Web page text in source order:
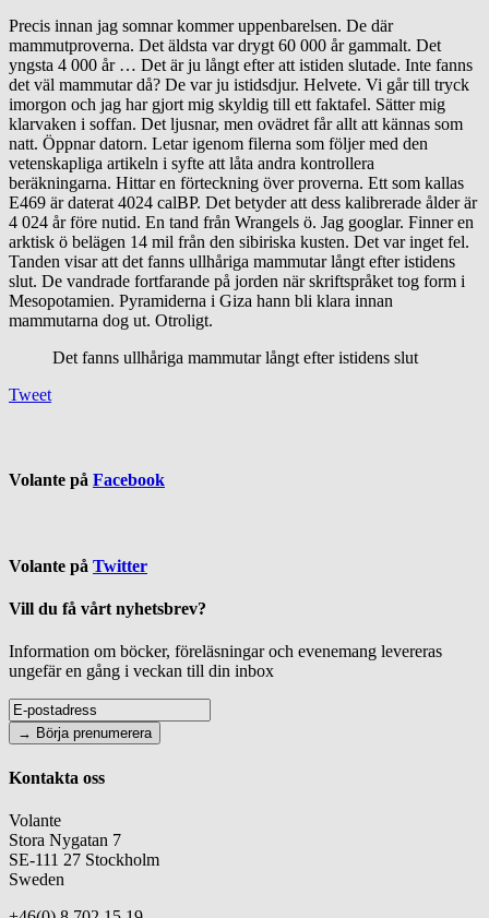
Precis innan jag somnar kommer uppenbarelsen. De där
mammutproverna. Det äldsta var drygt 60 000 år gammalt. Det
yngsta 4 000 år … Det är ju långt efter att istiden slutade. Inte fanns
det väl mammutar då? De var ju istidsdjur. Helvete. Vi går till tryck
imorgon och jag har gjort mig skyldig till ett faktafel. Sätter mig
klarvaken i soffan. Det ljusnar, men ovädret får allt att kännas som
natt. Öppnar datorn. Letar igenom filerna som följer med den
vetenskapliga artikeln i syfte att låta andra kontrollera
beräkningarna. Hittar en förteckning över proverna. Ett som kallas
E469 är daterat 4024 calBP. Det betyder att dess kalibrerade ålder är
4 024 år före nutid. En tand från Wrangels ö. Jag googlar. Finner en
arktisk ö belägen 14 mil från den sibiriska kusten. Det var inget fel.
Tanden visar att det fanns ullhåriga mammutar långt efter istidens
slut. De vandrade fortfarande på jorden när skriftspråket tog form i
Mesopotamien. Pyramiderna i Giza hann bli klara innan
mammutarna dog ut. Otroligt.
Det fanns ullhåriga mammutar långt efter istidens slut
Tweet
Volante på Facebook
Volante på Twitter
Vill du få vårt nyhetsbrev?
Information om böcker, föreläsningar och evenemang levereras
ungefär en gång i veckan till din inbox
Kontakta oss
Volante
Stora Nygatan 7
SE-111 27 Stockholm
Sweden